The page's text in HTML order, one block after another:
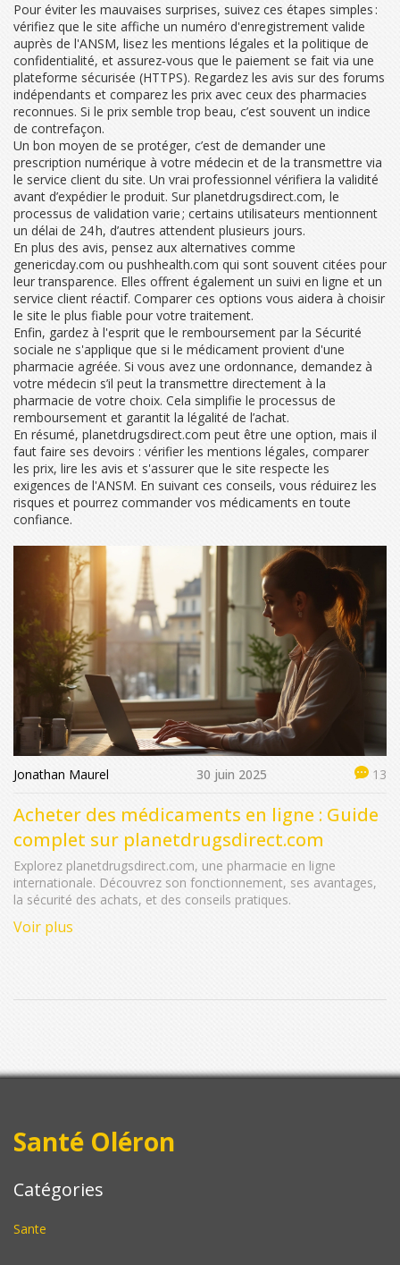
Pour éviter les mauvaises surprises, suivez ces étapes simples :
vérifiez que le site affiche un numéro d'enregistrement valide
auprès de l'ANSM, lisez les mentions légales et la politique de
confidentialité, et assurez‑vous que le paiement se fait via une
plateforme sécurisée (HTTPS). Regardez les avis sur des forums
indépendants et comparez les prix avec ceux des pharmacies
reconnues. Si le prix semble trop beau, c’est souvent un indice
de contrefaçon.
Un bon moyen de se protéger, c’est de demander une
prescription numérique à votre médecin et de la transmettre via
le service client du site. Un vrai professionnel vérifiera la validité
avant d’expédier le produit. Sur planetdrugsdirect.com, le
processus de validation varie ; certains utilisateurs mentionnent
un délai de 24 h, d’autres attendent plusieurs jours.
En plus des avis, pensez aux alternatives comme
genericday.com ou pushhealth.com qui sont souvent citées pour
leur transparence. Elles offrent également un suivi en ligne et un
service client réactif. Comparer ces options vous aidera à choisir
le site le plus fiable pour votre traitement.
Enfin, gardez à l'esprit que le remboursement par la Sécurité
sociale ne s'applique que si le médicament provient d'une
pharmacie agréée. Si vous avez une ordonnance, demandez à
votre médecin s’il peut la transmettre directement à la
pharmacie de votre choix. Cela simplifie le processus de
remboursement et garantit la légalité de l’achat.
En résumé, planetdrugsdirect.com peut être une option, mais il
faut faire ses devoirs : vérifier les mentions légales, comparer
les prix, lire les avis et s'assurer que le site respecte les
exigences de l'ANSM. En suivant ces conseils, vous réduirez les
risques et pourrez commander vos médicaments en toute
confiance.
Jonathan Maurel 30 juin 2025 13
Acheter des médicaments en ligne : Guide
complet sur planetdrugsdirect.com
Explorez planetdrugsdirect.com, une pharmacie en ligne
internationale. Découvrez son fonctionnement, ses avantages,
la sécurité des achats, et des conseils pratiques.
Voir plus
Santé Oléron
Catégories
Sante